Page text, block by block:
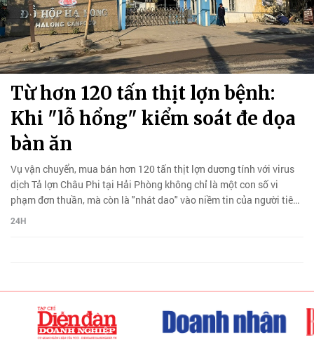
Từ hơn 120 tấn thịt lợn bệnh:
Khi "lỗ hổng" kiểm soát đe dọa
bàn ăn
Vụ vận chuyển, mua bán hơn 120 tấn thịt lợn dương tính với virus
dịch Tả lợn Châu Phi tại Hải Phòng không chỉ là một con số vi
phạm đơn thuần, mà còn là "nhát dao" vào niềm tin của người tiêu
dùng.
24H